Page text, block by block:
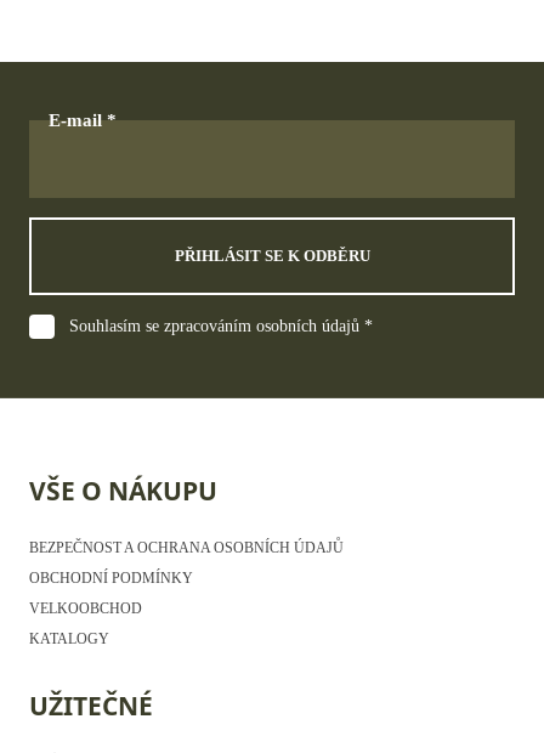
E-mail
PŘIHLÁSIT SE K ODBĚRU
Souhlasím se zpracováním osobních údajů *
VŠE O NÁKUPU
BEZPEČNOST A OCHRANA OSOBNÍCH ÚDAJŮ
OBCHODNÍ PODMÍNKY
VELKOOBCHOD
KATALOGY
UŽITEČNÉ